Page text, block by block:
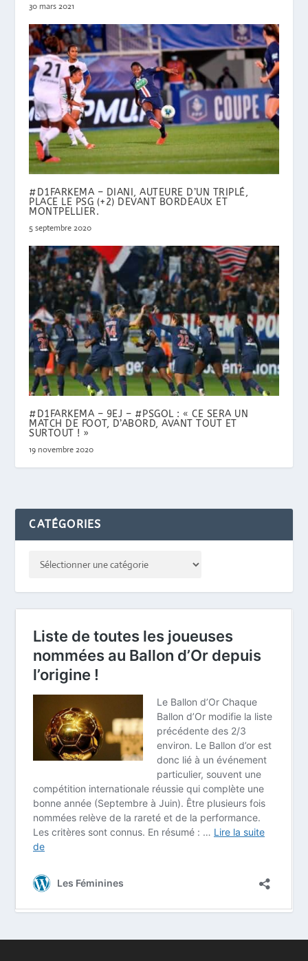
30 mars 2021
#D1FARKEMA – DIANI, AUTEURE D’UN TRIPLÉ,
PLACE LE PSG (+2) DEVANT BORDEAUX ET
MONTPELLIER.
5 septembre 2020
#D1FARKEMA – 9EJ – #PSGOL : « CE SERA UN
MATCH DE FOOT, D’ABORD, AVANT TOUT ET
SURTOUT ! »
19 novembre 2020
CATÉGORIES